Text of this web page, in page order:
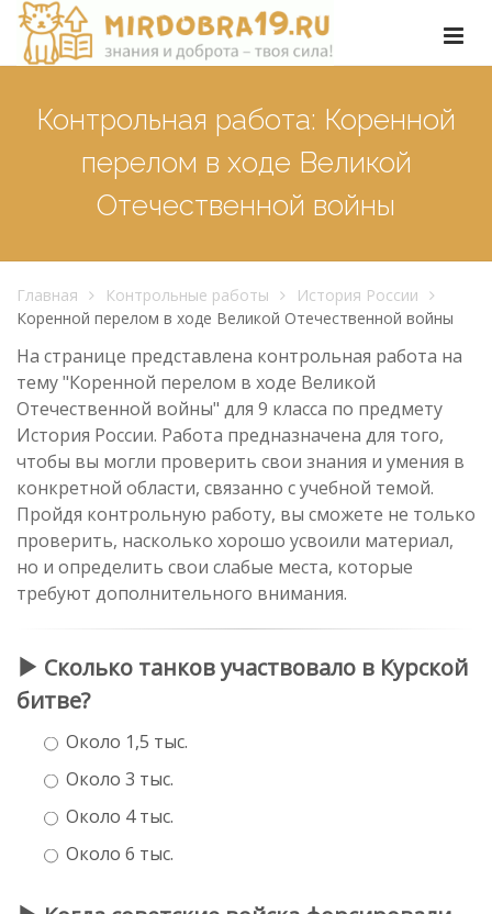
Контрольная работа: Коренной
перелом в ходе Великой
Отечественной войны
Главная Контрольные работы
История России
Коренной перелом в ходе Великой Отечественной войны
На странице представлена контрольная работа на
тему "Коренной перелом в ходе Великой
Отечественной войны" для 9 класса по предмету
История России. Работа предназначена для того,
чтобы вы могли проверить свои знания и умения в
конкретной области, связанно с учебной темой.
Пройдя контрольную работу, вы сможете не только
проверить, насколько хорошо усвоили материал,
но и определить свои слабые места, которые
требуют дополнительного внимания.
Сколько танков участвовало в Курской
битве?
Около 1,5 тыс.
Около 3 тыс.
Около 4 тыс.
Около 6 тыс.